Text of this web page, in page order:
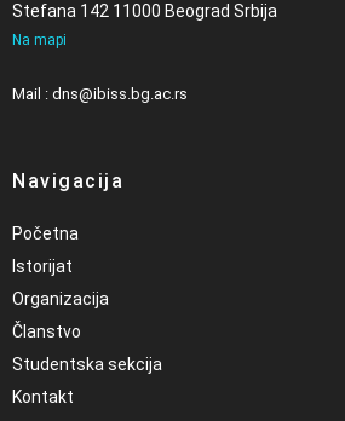
Stefana 142 11000 Beograd Srbija
Na mapi
Mail : dns@ibiss.bg.ac.rs
Navigacija
Početna
Istorijat
Organizacija
Članstvo
Studentska sekcija
Kontakt